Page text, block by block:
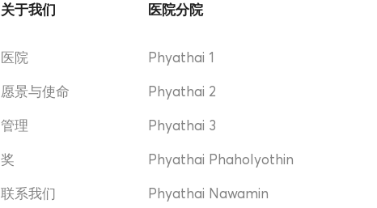
关于我们
医院
愿景与使命
管理
奖
联系我们
医院分院
Phyathai 1
Phyathai 2
Phyathai 3
Phyathai Phaholyothin
Phyathai Nawamin